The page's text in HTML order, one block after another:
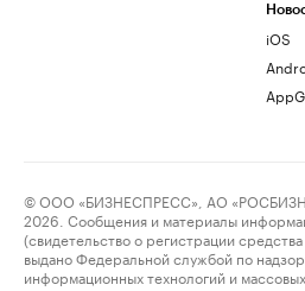
iOS
© ООО «БИЗНЕСПРЕСС», АО
2026. Сообщения и материалы
(свидетельство о регистрации
выдано Федеральной службой по
информационных технологий и